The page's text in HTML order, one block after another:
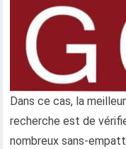
Dans ce cas, la
recherche est de
nombreux sans-